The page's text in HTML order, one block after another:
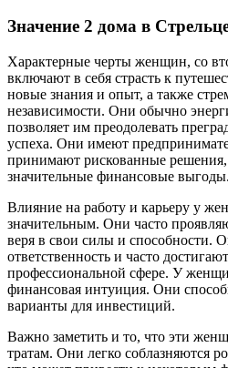
Значение 2 дома в
Характерные черты женщин, со
включают в себя страсть к
новые знания и опыт, а также
независимости. Они обычно
позволяет им преодолевать
успеха. Они имеют
принимают рискованные
значительные финансовые выгоды.
Влияние на работу и карьеру у
значительным. Они часто
веря в свои силы и способности.
ответственность и часто
профессиональной сфере. У
финансовая интуиция. Они
варианты для инвестиций.
Важно заметить и то, что эти
тратам. Они легко соблазняются